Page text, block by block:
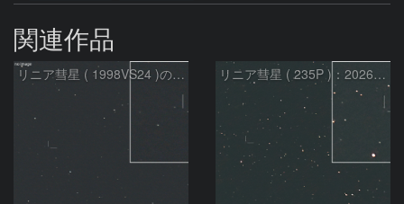
関連作品
リニア彗星 ( 1998VS24 )の予報位置：2026/07/27 リニア彗星 ( 235P )：2026/07/09